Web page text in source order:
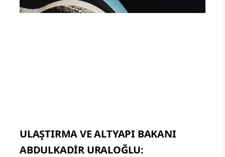
ULAŞTIRMA VE ALTYAPI BAKANI
ABDULKADİR URALOĞLU: